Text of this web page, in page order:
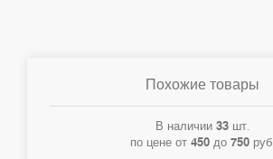
Похожие товары
В наличии 33шт.
по цене от 450до 750руб.